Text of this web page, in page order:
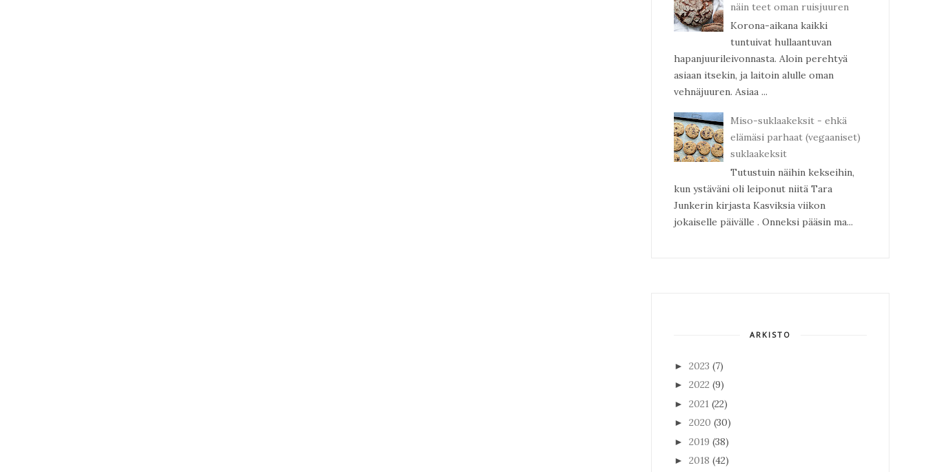
näin teet oman ruisjuuren
Korona-aikana kaikki
tuntuivat hullaantuvan
hapanjuurileivonnasta. Aloin perehtyä
asiaan itsekin, ja laitoin alulle oman
vehnäjuuren. Asiaa ...
Miso-suklaakeksit - ehkä
elämäsi parhaat (vegaaniset)
suklaakeksit
Tutustuin näihin kekseihin,
kun ystäväni oli leiponut niitä Tara
Junkerin kirjasta Kasviksia viikon
jokaiselle päivälle . Onneksi pääsin ma...
ARKISTO
► 2023 (7)
► 2022 (9)
► 2021 (22)
► 2020 (30)
► 2019 (38)
► 2018 (42)